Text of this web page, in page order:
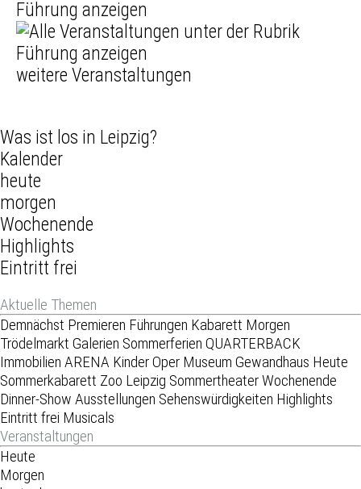
weitere Veranstaltungen
Was ist los in Leipzig?
Kalender
heute
morgen
Wochenende
Highlights
Eintritt frei
Aktuelle Themen
Demnächst Premieren Führungen Kabarett Morgen
Trödelmarkt Galerien Sommerferien QUARTERBACK
Immobilien ARENA KinderOper Museum Gewandhaus Heute
Sommerkabarett Zoo Leipzig SommertheaterWochenende
Dinner-Show Ausstellungen Sehenswürdigkeiten Highlights
Eintritt frei Musicals
Veranstaltungen
Heute
Morgen